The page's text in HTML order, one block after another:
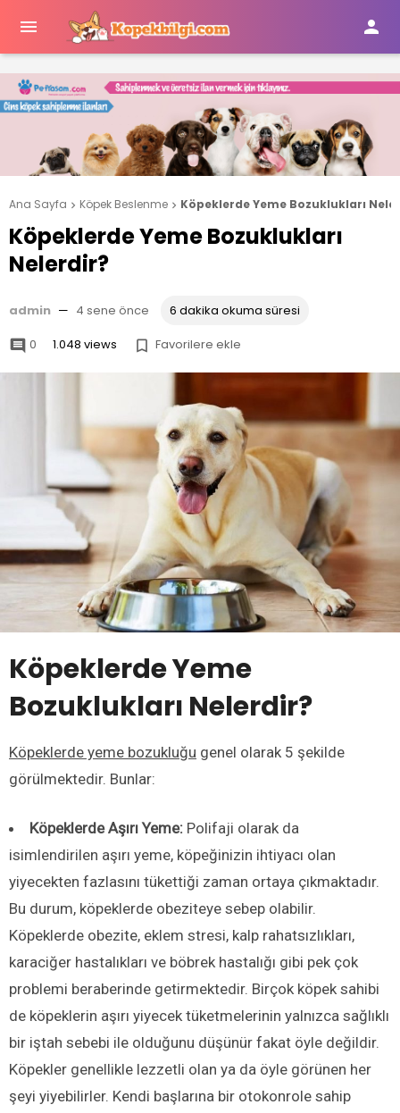
 
Ana Sayfa  Köpek Beslenme  Köpeklerde Yeme Bozuklukları
Köpeklerde Yeme Bozuklukları
Nelerdir?
admin — 4 sene önce 6 dakika okuma süresi
 0 1.048 views  Favorilere ekle
Köpeklerde Yeme
Bozuklukları Nelerdir?
Köpeklerde yeme bozukluğu genel olarak 5 şekilde
görülmektedir. Bunlar:
Köpeklerde Aşırı Yeme: Polifaji olarak da
isimlendirilen aşırı yeme, köpeğinizin ihtiyacı olan
yiyecekten fazlasını tükettiği zaman ortaya çıkmaktadır.
Bu durum, köpeklerde obeziteye sebep olabilir.
Köpeklerde obezite, eklem stresi, kalp rahatsızlıkları,
karaciğer hastalıkları ve böbrek hastalığı gibi pek çok
problemi beraberinde getirmektedir. Birçok köpek sahibi
de köpeklerin aşırı yiyecek tüketmelerinin yalnızca sağlıklı
bir iştah sebebi ile olduğunu düşünür fakat öyle değildir.
Köpekler genellikle lezzetli olan ya da öyle görünen her
şeyi yiyebilirler. Kendi başlarına bir otokonrole sahip